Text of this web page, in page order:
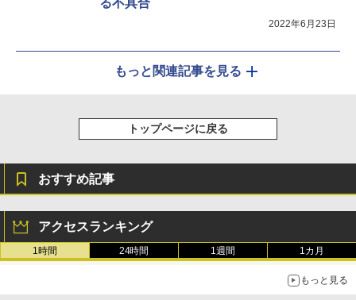
2022年6月23日
もっと関連記事を見る
トップページに戻る
おすすめ記事
アクセスランキング
1時間 24時間 1週間 1カ月
もっと見る